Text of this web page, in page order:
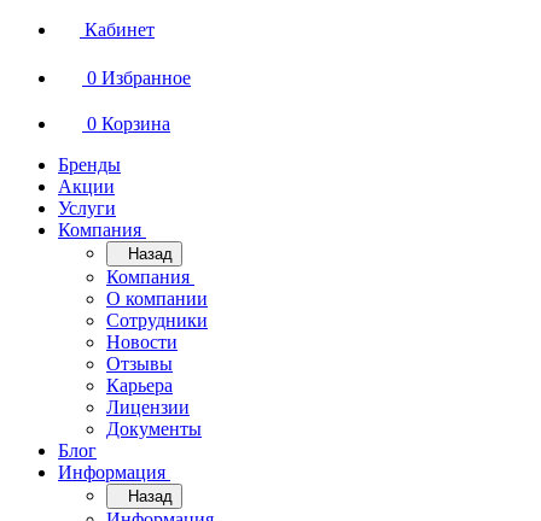
Кабинет
0 Избранное
0 Корзина
Бренды
Акции
Услуги
Компания
Назад
Компания
О компании
Сотрудники
Новости
Отзывы
Карьера
Лицензии
Документы
Блог
Информация
Назад